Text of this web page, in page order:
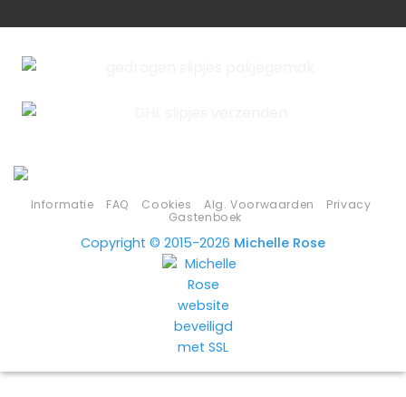
Informatie FAQ Cookies Alg. Voorwaarden
Privacy
Gastenboek
Copyright © 2015-2026 Michelle Rose